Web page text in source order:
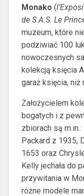
Monako (
de S.A.S. Le
muzeum, które
podziwiać 100
nowoczesnych
kolekcją księcia
garaż księcia, niż
Założycielem
bogatych i z
zbiorach są
Packard z 1935,
1653 oraz
Kelly jechała do
przywitania w
różne modele